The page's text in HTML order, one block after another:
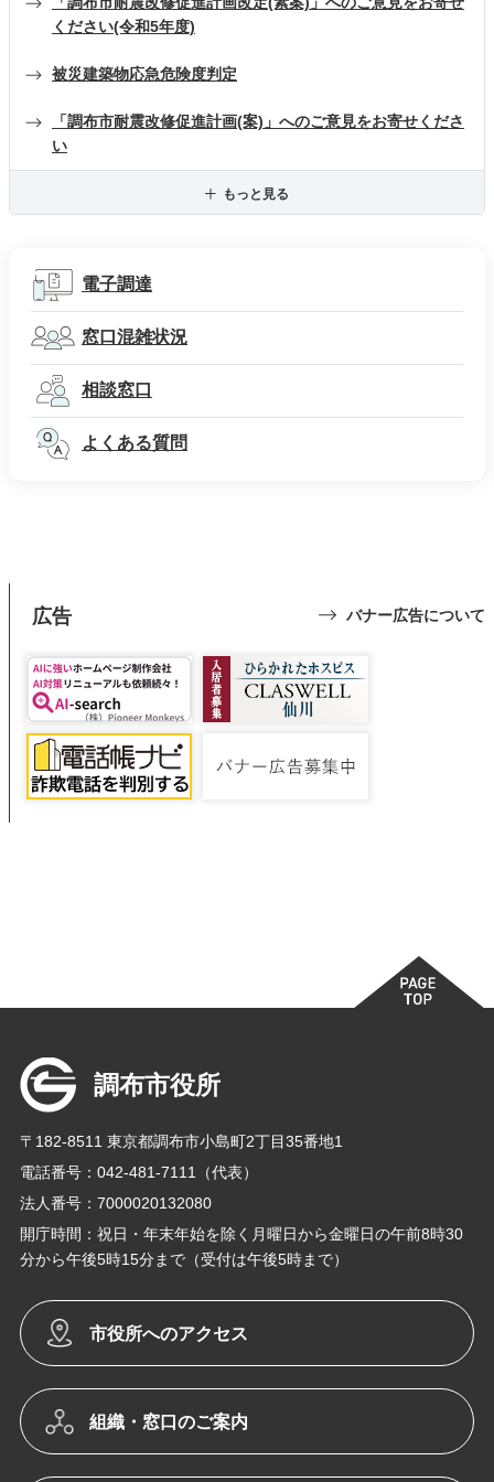
ください(令和5年度)
被災建築物応急危険度判定
「調布市耐震改修促進計画(案)」へのご意見をお寄せくださ
い
もっと見る
電子調達
窓口混雑状況
相談窓口
よくある質問
広告 バナー広告について
調布市役所
〒182-8511 東京都調布市小島町2丁目35番地1
電話番号：042-481-7111（代表）
法人番号：7000020132080
開庁時間：祝日・年末年始を除く月曜日から金曜日の午前8時30
分から午後5時15分まで（受付は午後5時まで）
市役所へのアクセス
組織・窓口のご案内